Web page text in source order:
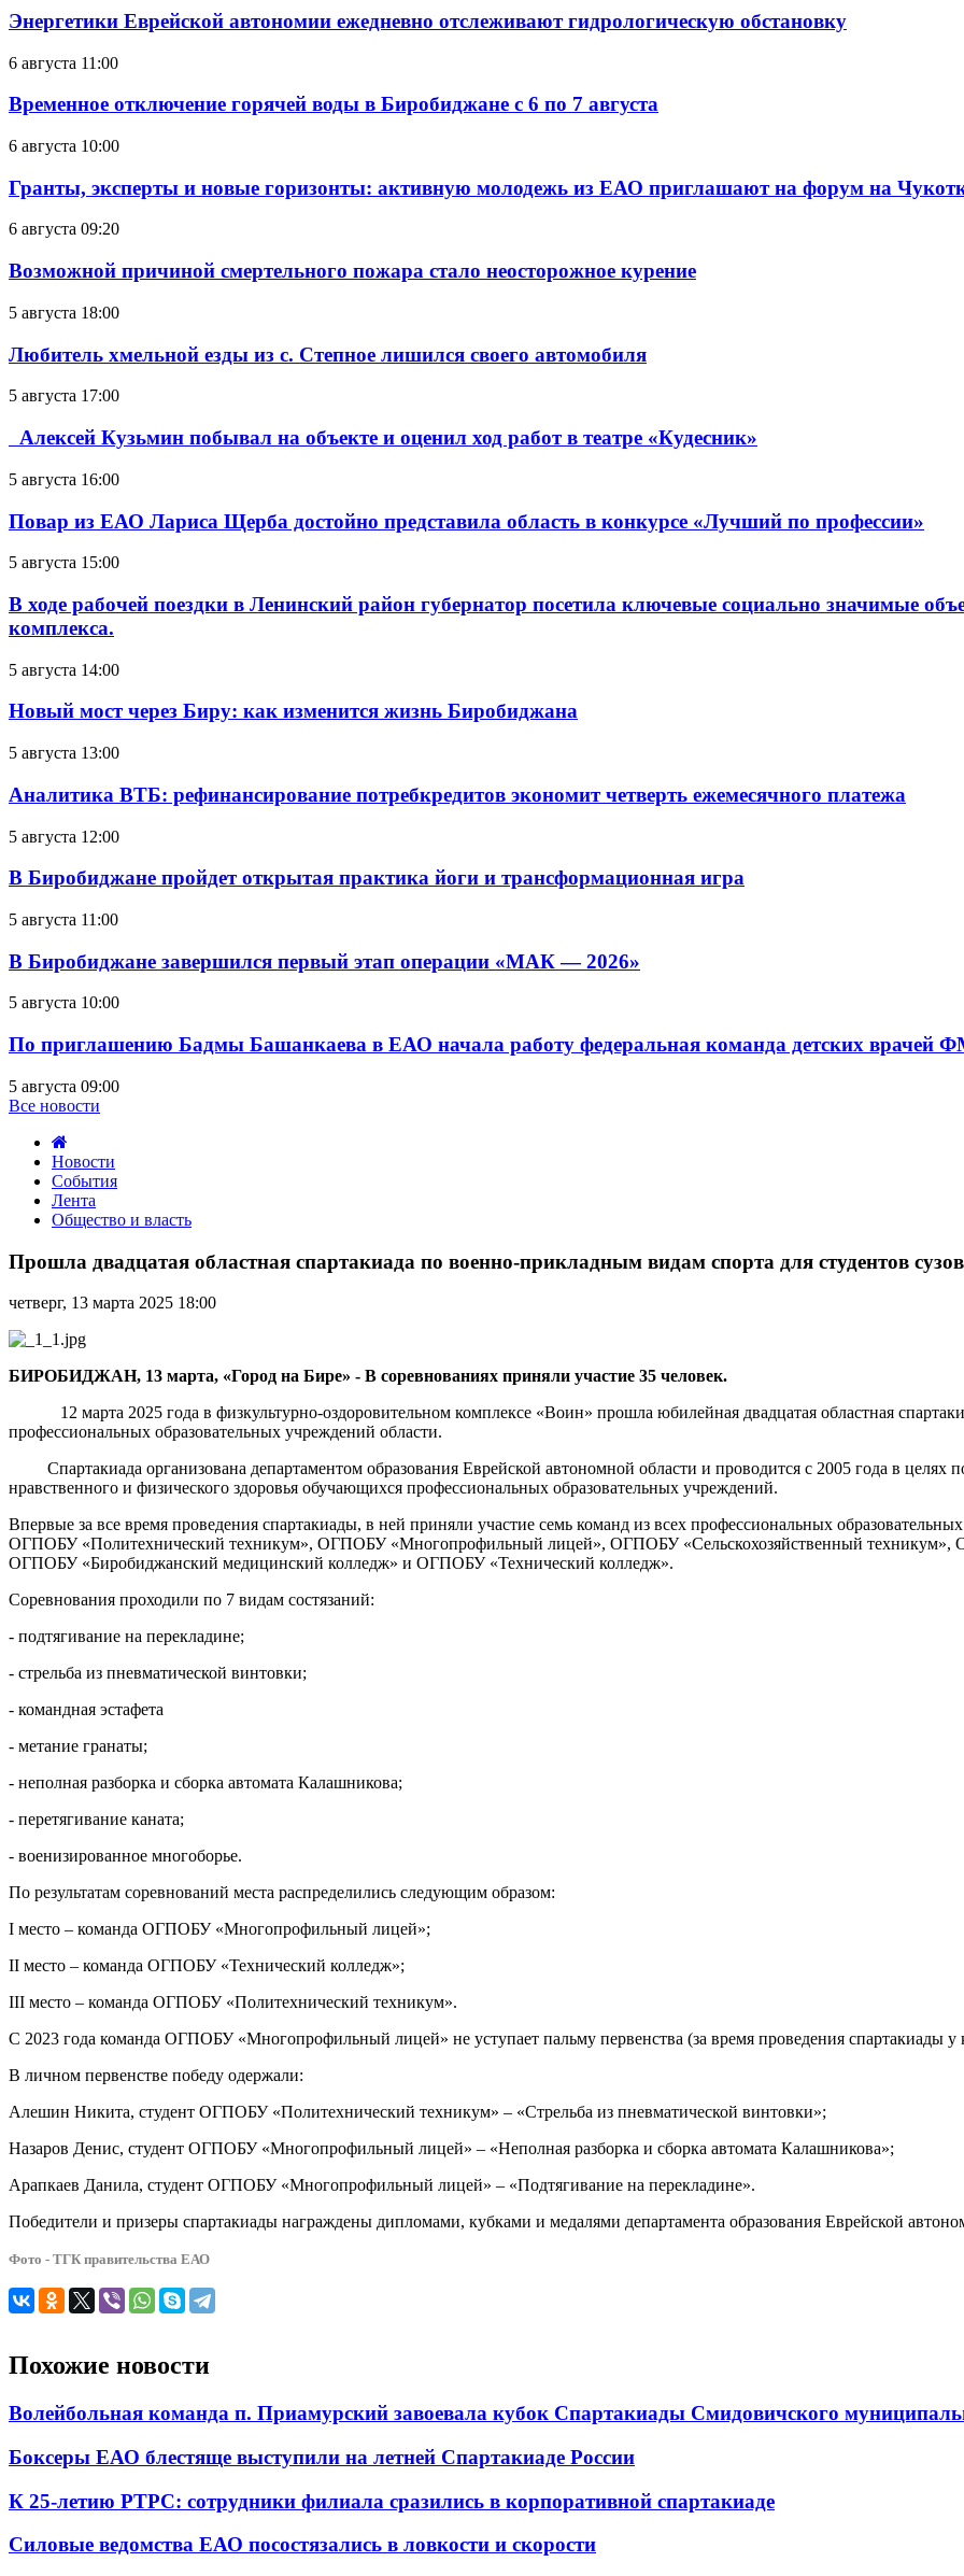
Энергетики Еврейской автономии ежедневно отслеживают гидрологическую обстановку
6 августа 11:00
Временное отключение горячей воды в Биробиджане с 6 по 7 августа
6 августа 10:00
Гранты, эксперты и новые горизонты: активную молодежь из ЕАО приглашают на форум на
6 августа 09:20
Возможной причиной смертельного пожара стало неосторожное курение
5 августа 18:00
Любитель хмельной езды из с. Степное лишился своего автомобиля
5 августа 17:00
Алексей Кузьмин побывал на объекте и оценил ход работ в театре «Кудесник»
5 августа 16:00
Повар из ЕАО Лариса Щерба достойно представила область в конкурсе «Лучший по профессии»
5 августа 15:00
В ходе рабочей поездки в Ленинский район губернатор посетила ключевые социально значимые
комплекса.
5 августа 14:00
Новый мост через Биру: как изменится жизнь Биробиджана
5 августа 13:00
Аналитика ВТБ: рефинансирование потребкредитов экономит четверть ежемесячного платежа
5 августа 12:00
В Биробиджане пройдет открытая практика йоги и трансформационная игра
5 августа 11:00
В Биробиджане завершился первый этап операции «МАК — 2026»
5 августа 10:00
По приглашению Бадмы Башанкаева в ЕАО начала работу федеральная команда детских врачей
5 августа 09:00
Все новости
Новости
События
Лента
Общество и власть
двадцатая
областная
спартакиада
по
военно-
прикладным
видам
для
студентов
Прошла двадцатая областная спартакиада по военно-прикладным видам спорта для студентов сузов
четверг, 13 марта 2025 18:00
БИРОБИДЖАН, 13 марта, «Город на Бире» - В соревнованиях приняли участие 35 человек.
12 марта 2025 года в физкультурно-оздоровительном комплексе «Воин» прошла юбилейная двадцатая областная
профессиональных образовательных учреждений области.
Спартакиада организована департаментом образования Еврейской автономной области и проводится с 2005 года в
нравственного и физического здоровья обучающихся профессиональных образовательных учреждений.
Впервые за все время проведения спартакиады, в ней приняли участие семь команд из всех профессиональных
ОГПОБУ «Политехнический техникум», ОГПОБУ «Многопрофильный лицей», ОГПОБУ «Сельскохозяйственный техникум»,
ОГПОБУ «Биробиджанский медицинский колледж» и ОГПОБУ «Технический колледж».
Соревнования проходили по 7 видам состязаний:
- подтягивание на перекладине;
- стрельба из пневматической винтовки;
- командная эстафета
- метание гранаты;
- неполная разборка и сборка автомата Калашникова;
- перетягивание каната;
- военизированное многоборье.
По результатам соревнований места распределились следующим образом:
I место – команда ОГПОБУ «Многопрофильный лицей»;
II место – команда ОГПОБУ «Технический колледж»;
III место – команда ОГПОБУ «Политехнический техникум».
С 2023 года команда ОГПОБУ «Многопрофильный лицей» не уступает пальму первенства (за время проведения спартакиады
В личном первенстве победу одержали:
Алешин Никита, студент ОГПОБУ «Политехнический техникум» – «Стрельба из пневматической винтовки»;
Назаров Денис, студент ОГПОБУ «Многопрофильный лицей» – «Неполная разборка и сборка автомата Калашникова»;
Арапкаев Данила, студент ОГПОБУ «Многопрофильный лицей» – «Подтягивание на перекладине».
Победители и призеры спартакиады награждены дипломами, кубками и медалями департамента образования Еврейской
Фото - ТГК правительства ЕАО
Похожие новости
Волейбольная команда п. Приамурский завоевала кубок Спартакиады Смидовичского
Боксеры ЕАО блестяще выступили на летней Спартакиаде России
К 25-летию РТРС: сотрудники филиала сразились в корпоративной спартакиаде
Силовые ведомства ЕАО посостязались в ловкости и скорости